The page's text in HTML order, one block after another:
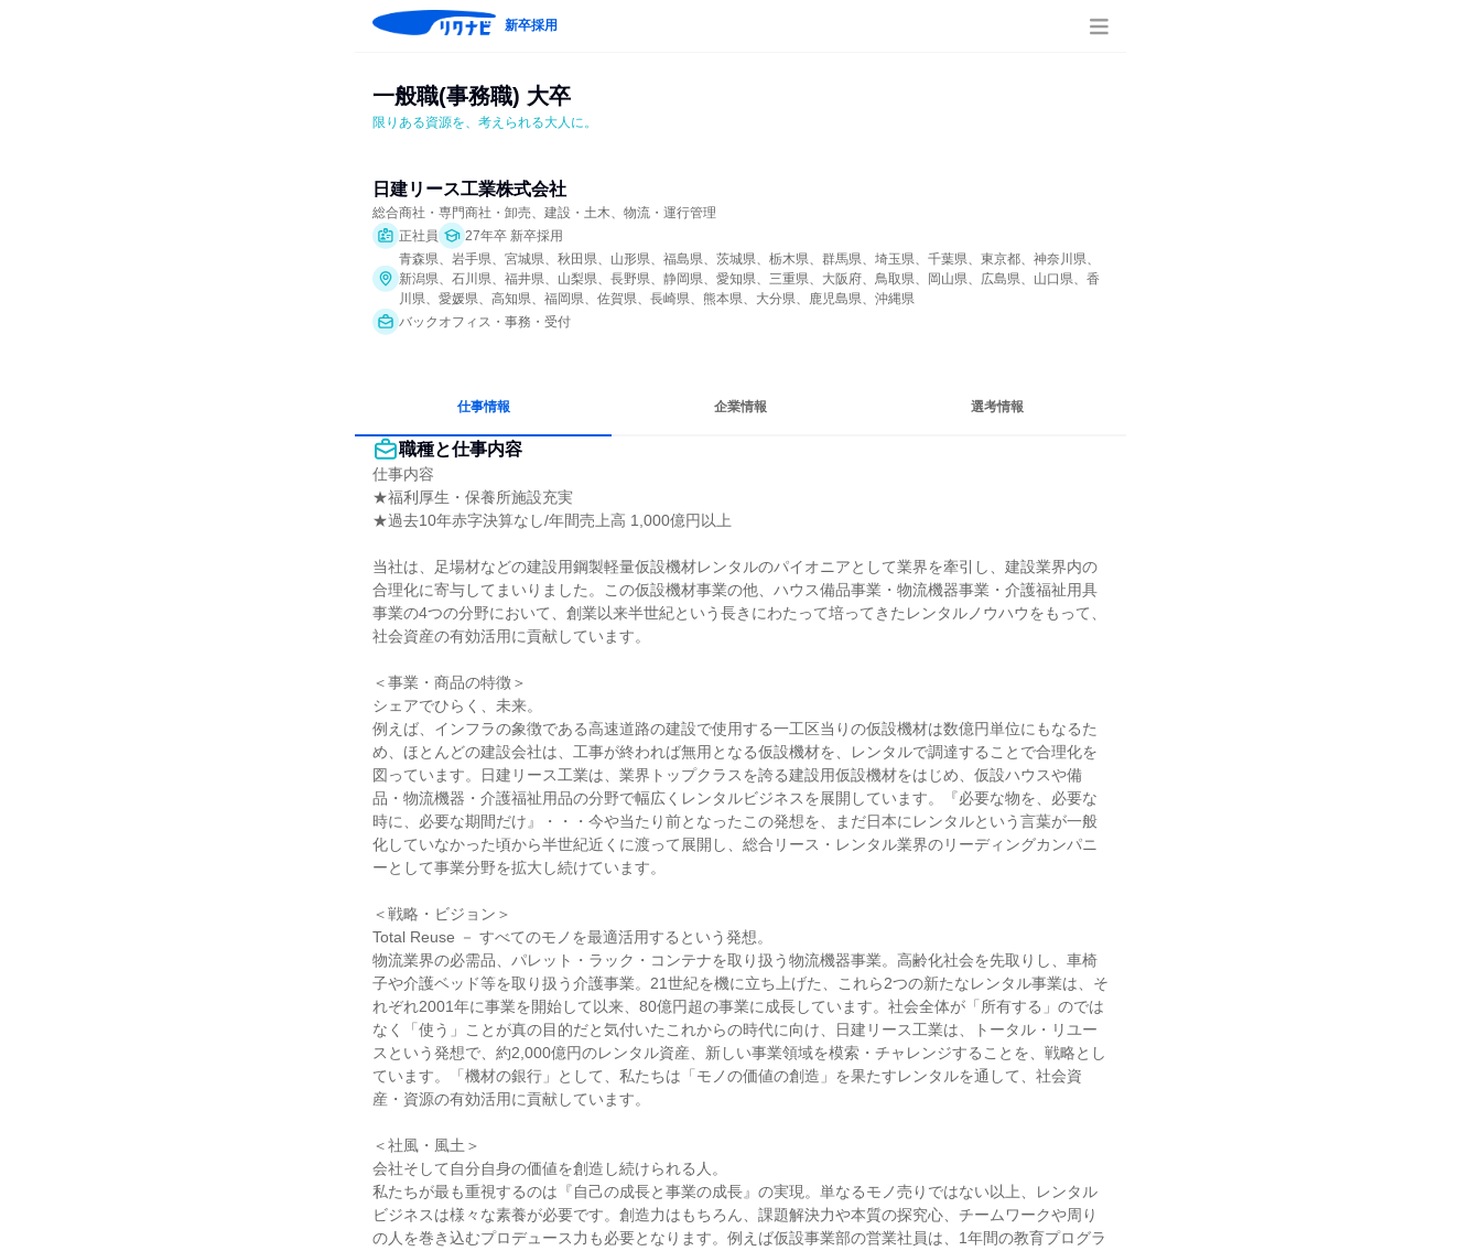
新卒採用
一般職(事務職) 大卒
限りある資源を、考えられる大人に。
日建リース工業株式会社
総合商社・専門商社・卸売、建設・土木、物流・運行管理
正社員
27年卒 新卒採用
青森県、岩手県、宮城県、秋田県、山形県、福島県、茨城県、栃木県、群馬県、埼玉県、千葉県、東京都、神奈川県、
新潟県、石川県、福井県、山梨県、長野県、静岡県、愛知県、三重県、大阪府、鳥取県、岡山県、広島県、山口県、香
川県、愛媛県、高知県、福岡県、佐賀県、長崎県、熊本県、大分県、鹿児島県、沖縄県
バックオフィス・事務・受付
仕事情報 企業情報 選考情報
職種と仕事内容
仕事内容
★福利厚生・保養所施設充実
★過去10年赤字決算なし/年間売上高 1,000億円以上
当社は、足場材などの建設用鋼製軽量仮設機材レンタルのパイオニアとして業界を牽引し、建設業界内の
合理化に寄与してまいりました。この仮設機材事業の他、ハウス備品事業・物流機器事業・介護福祉用具
事業の4つの分野において、創業以来半世紀という長きにわたって培ってきたレンタルノウハウをもって、
社会資産の有効活用に貢献しています。
＜事業・商品の特徴＞
シェアでひらく、未来。
例えば、インフラの象徴である高速道路の建設で使用する一工区当りの仮設機材は数億円単位にもなるた
め、ほとんどの建設会社は、工事が終われば無用となる仮設機材を、レンタルで調達することで合理化を
図っています。日建リース工業は、業界トップクラスを誇る建設用仮設機材をはじめ、仮設ハウスや備
品・物流機器・介護福祉用品の分野で幅広くレンタルビジネスを展開しています。『必要な物を、必要な
時に、必要な期間だけ』・・・今や当たり前となったこの発想を、まだ日本にレンタルという言葉が一般
化していなかった頃から半世紀近くに渡って展開し、総合リース・レンタル業界のリーディングカンパニ
ーとして事業分野を拡大し続けています。
＜戦略・ビジョン＞
Total Reuse － すべてのモノを最適活用するという発想。
物流業界の必需品、パレット・ラック・コンテナを取り扱う物流機器事業。高齢化社会を先取りし、車椅
子や介護ベッド等を取り扱う介護事業。21世紀を機に立ち上げた、これら2つの新たなレンタル事業は、そ
れぞれ2001年に事業を開始して以来、80億円超の事業に成長しています。社会全体が「所有する」のでは
なく「使う」ことが真の目的だと気付いたこれからの時代に向け、日建リース工業は、トータル・リユー
スという発想で、約2,000億円のレンタル資産、新しい事業領域を模索・チャレンジすることを、戦略とし
ています。「機材の銀行」として、私たちは「モノの価値の創造」を果たすレンタルを通して、社会資
産・資源の有効活用に貢献しています。
＜社風・風土＞
会社そして自分自身の価値を創造し続けられる人。
私たちが最も重視するのは『自己の成長と事業の成長』の実現。単なるモノ売りではない以上、レンタル
ビジネスは様々な素養が必要です。創造力はもちろん、課題解決力や本質の探究心、チームワークや周り
の人を巻き込むプロデュース力も必要となります。例えば仮設事業部の営業社員は、1年間の教育プログラ